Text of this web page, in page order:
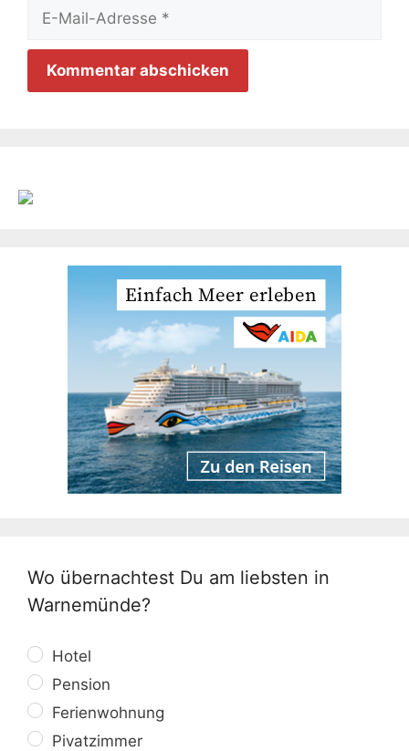
Adresse
Wo übernachtest Du am liebsten in
Warnemünde?
Hotel
Pension
Ferienwohnung
Pivatzimmer